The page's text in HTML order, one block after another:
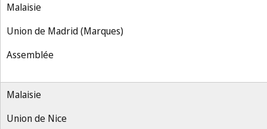
Malaisie
Union de Madrid (Marques)
Assemblée
Malaisie
Union de Nice